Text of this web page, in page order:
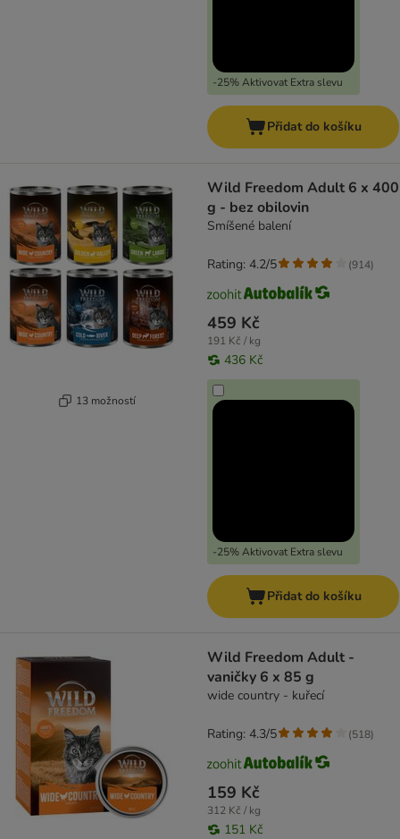
-25% Aktivovat Extra slevu
Přidat do košíku
13 možností
Wild Freedom Adult 6 x 400
g - bez obilovin
Smíšené balení
459 Kč
191 Kč / kg
436 Kč
-25% Aktivovat Extra slevu
Rating: 4.2/5 (914)
Přidat do košíku
Wild Freedom Adult -
vaničky 6 x 85 g
wide country - kuřecí
159 Kč
312 Kč / kg
151 Kč
Rating: 4.3/5 (518)